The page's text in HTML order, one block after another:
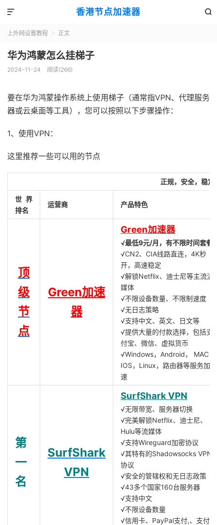
香港节点加速器 

上外网设置教程  正文
华为鸿蒙怎么挂梯子
2024-11-24 阅读(266)
要在华为鸿蒙操作系统上使用梯子（通常指VPN、代理服务
器或云桌面等工具），您可以按照以下步骤操作：
1、使用VPN：
这里推荐一些可以用的节点
正规，安全，稳定
世界
排名
运营商 产品特色
顶
级
节
点
Green加速
器
Green加速器
√最低9元/月，有不限时间套餐
√CN2、CIA线路直连，4K秒
开，高速稳定
√解锁Netflix、迪士尼等主流流
媒体
√不限设备数量、不限制速度
√无日志策略
√支持中文、英文、日文等
√提供大量的付款选择，包括支
付宝、微信、虚拟货币
√Windows，Android， MAC，
IOS，Linux，路由器等服务加
速
第
一
名
SurfShark
VPN
SurfShark VPN
√无限带宽、服务器切换
√完美解锁Netflix、迪士尼、
Hulu等流媒体
√支持Wireguard加密协议
√其特有的Shadowsocks VPN
协议
√安全的管辖权和无日志政策
√43多个国家160台服务器
√支持中文
√不限设备数量
√信用卡、PayPal支付,、支付宝